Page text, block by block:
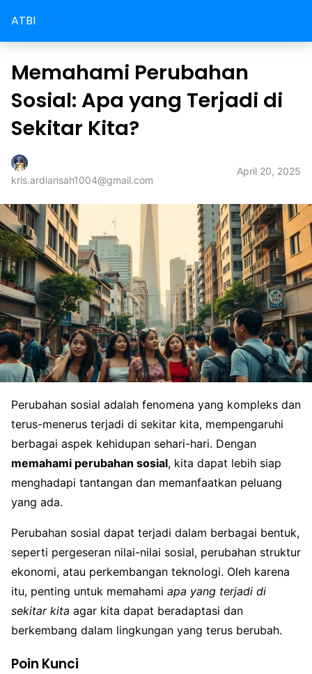
ATBI
Memahami Perubahan
Sosial: Apa yang Terjadi di
Sekitar Kita?
kris.ardiansah1004@gmail.com
April 20, 2025
Perubahan sosial adalah fenomena yang kompleks dan
terus-menerus terjadi di sekitar kita, mempengaruhi
berbagai aspek kehidupan sehari-hari. Dengan
memahami perubahan sosial, kita dapat lebih siap
menghadapi tantangan dan memanfaatkan peluang
yang ada.
Perubahan sosial dapat terjadi dalam berbagai bentuk,
seperti pergeseran nilai-nilai sosial, perubahan struktur
ekonomi, atau perkembangan teknologi. Oleh karena
itu, penting untuk memahami apa yang terjadi di
sekitar kita agar kita dapat beradaptasi dan
berkembang dalam lingkungan yang terus berubah.
Poin Kunci